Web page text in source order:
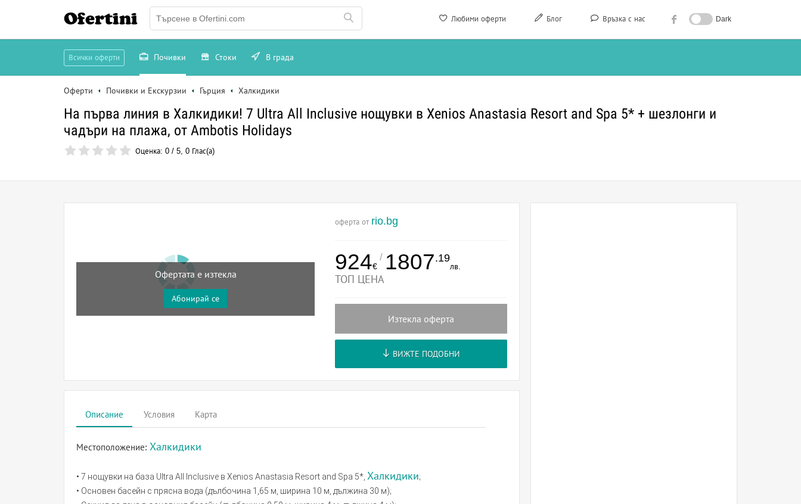
Любими оферти Блог Връзка с нас Dark
Ofertini
Всички оферти Почивки Стоки В града
Оферти Почивки и Екскурзии Гърция Халкидики
На първа линия в Халкидики! 7 Ultra All Inclusive нощувки в Xenios Anastasia Resort and Spa 5* + шезлонги и
чадъри на плажа, от Ambotis Holidays
Оценка: 0 / 5, 0 Глас(а)
Офертата е изтекла
Абонирай се
оферта от rio.bg
924€
/ 1807.19
лв.
ТОП ЦЕНА
Изтекла оферта
ВИЖТЕ ПОДОБНИ
Описание Условия Карта
Местоположение: Халкидики
• 7 нощувки на база Ultra All Inclusive в Xenios Anastasia Resort and Spa 5*, Халкидики;
• Основен басейн с прясна вода (дълбочина 1,65 м, ширина 10 м, дължина 30 м);